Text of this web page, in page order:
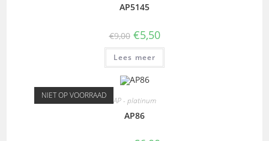
AP5145
€9,00 €5,50
Lees meer
NIET OP VOORRAAD AP - platinum
AP86